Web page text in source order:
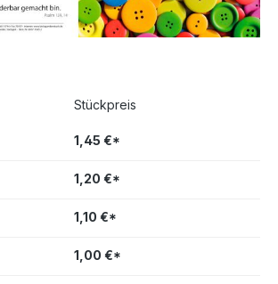
Stückpreis
1,45 €*
1,20 €*
1,10 €*
1,00 €*